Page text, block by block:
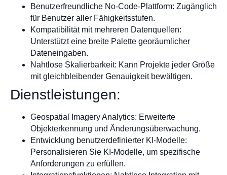
Benutzerfreundliche No-Code-Plattform: Zugänglich
für Benutzer aller Fähigkeitsstufen.
Kompatibilität mit mehreren Datenquellen:
Unterstützt eine breite Palette georäumlicher
Dateneingaben.
Nahtlose Skalierbarkeit: Kann Projekte jeder Größe
mit gleichbleibender Genauigkeit bewältigen.
Dienstleistungen:
Geospatial Imagery Analytics: Erweiterte
Objekterkennung und Änderungsüberwachung.
Entwicklung benutzerdefinierter KI-Modelle:
Personalisieren Sie KI-Modelle, um spezifische
Anforderungen zu erfüllen.